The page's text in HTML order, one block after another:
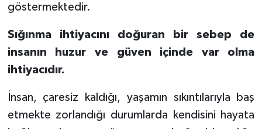
göstermektedir.
Sığınma ihtiyacını doğuran bir sebep de
insanın huzur ve güven içinde var olma
ihtiyacıdır.
İnsan, çaresiz kaldığı, yaşamın sıkıntılarıyla baş
etmekte zorlandığı durumlarda kendisini hayata